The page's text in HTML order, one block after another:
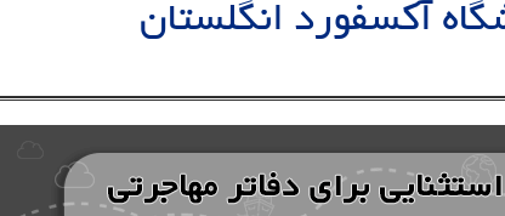
آکسفورد انگلستان